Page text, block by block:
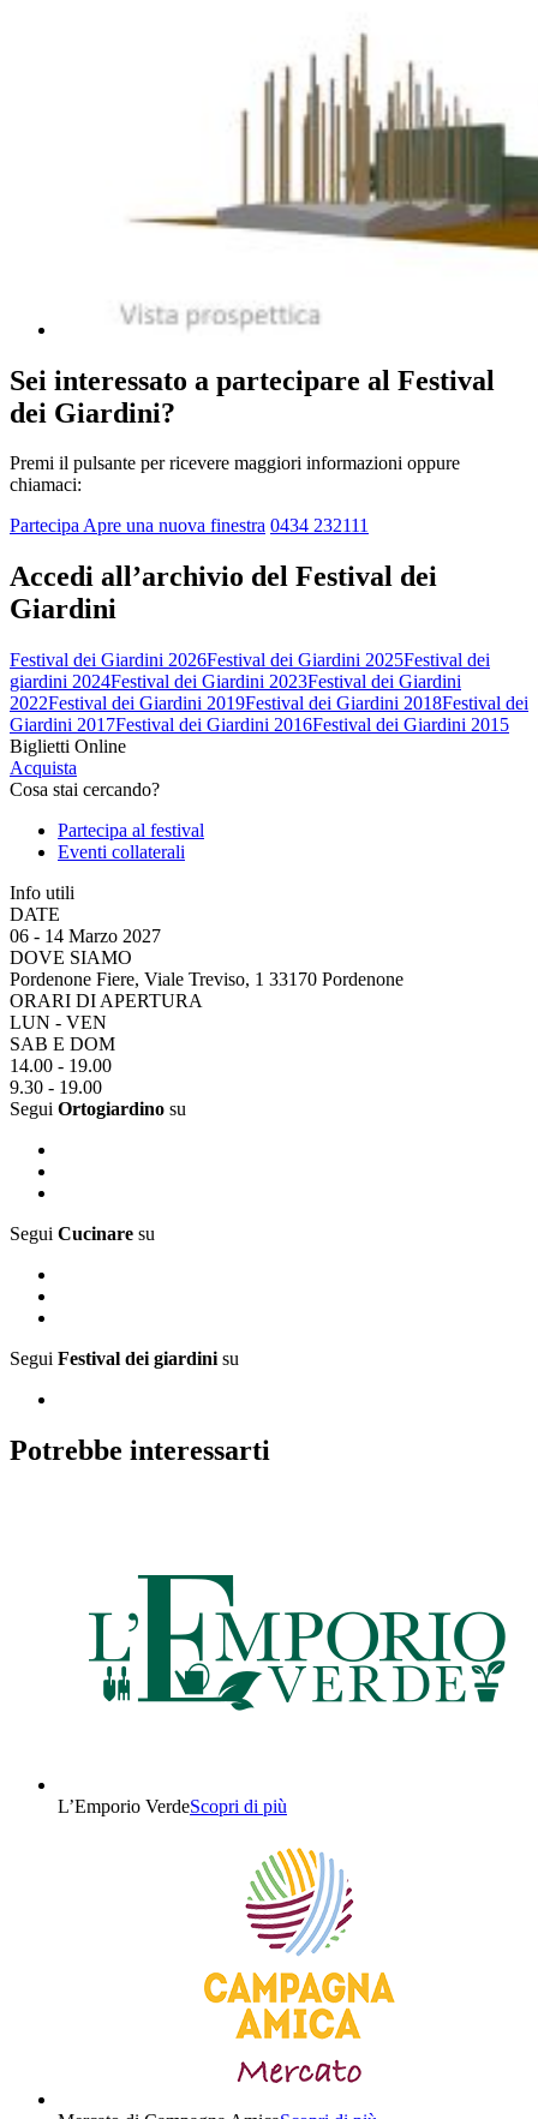
Sei interessato a partecipare al Festival
dei Giardini?
Premi il pulsante per ricevere maggiori informazioni oppure
chiamaci:
PartecipaApre una nuova finestra 0434 232111
Accedi all’archivio del Festival dei
Giardini
Festival dei Giardini 2026Festival dei Giardini 2025Festival dei
giardini 2024Festival dei Giardini 2023Festival dei Giardini
2022Festival dei Giardini 2019Festival dei Giardini 2018Festival dei
Giardini 2017Festival dei Giardini 2016Festival dei Giardini 2015
Biglietti Online
Acquista
Cosa stai cercando?
Partecipa al festival
Eventi collaterali
Info utili
DATE
06 - 14 Marzo 2027
DOVE SIAMO
Pordenone Fiere, Viale Treviso, 1 33170 Pordenone
ORARI DI APERTURA
LUN - VEN
SAB E DOM
14.00 - 19.00
9.30 - 19.00
Segui Ortogiardino su
Segui Cucinare su
Segui Festival dei giardini su
Potrebbe interessarti
L’Emporio VerdeScopri di più